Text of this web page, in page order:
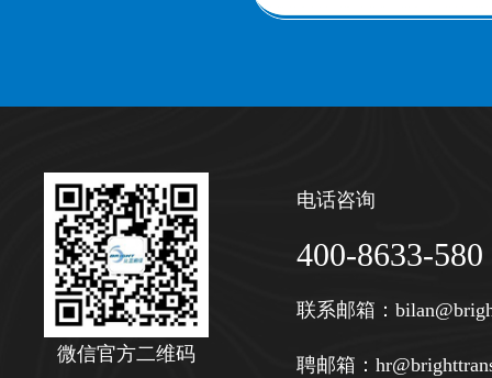
微信官方二维码
电话咨询
400-8633-580
联系邮箱：
聘邮箱：